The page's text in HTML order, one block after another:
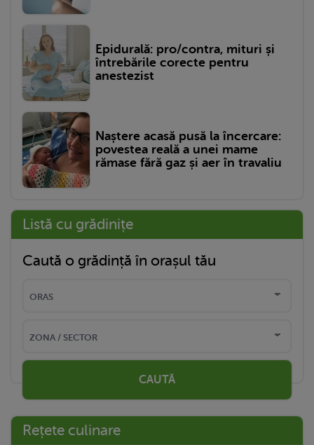
Epidurală: pro/contra, mituri și
întrebările corecte pentru
anestezist
Naștere acasă pusă la încercare:
povestea reală a unei mame
rămase fără gaz și aer în travaliu
Listă cu grădinițe
Caută o grădință în orașul tău
CAUTĂ
Rețete culinare